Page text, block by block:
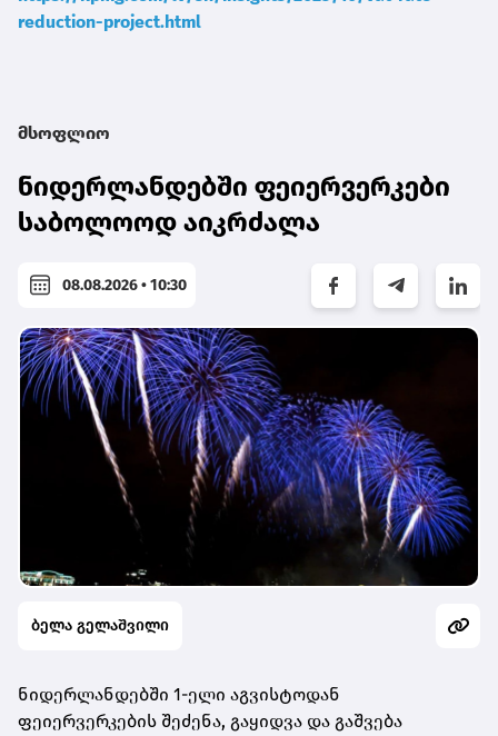
reduction-project.html
მსოფლიო
ნიდერლანდებში ფეიერვერკები
საბოლოოდ აიკრძალა
08.08.2026 • 10:30
ბელა გელაშვილი
ნიდერლანდებში 1-ელი აგვისტოდან
ფეიერვერკების შეძენა, გაყიდვა და გაშვება